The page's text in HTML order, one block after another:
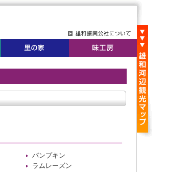
パンプキン
ラムレーズン